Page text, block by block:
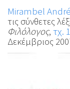
Mirambel André
τις σύνθετες
Φιλόλογος, τχ.
Δεκέμβριος